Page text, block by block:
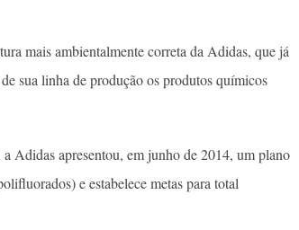
mais ambientalmente correta da Adidas, que já
sua linha de produção os produtos químicos
Adidas apresentou, em junho de 2014, um plano
e estabelece metas para total